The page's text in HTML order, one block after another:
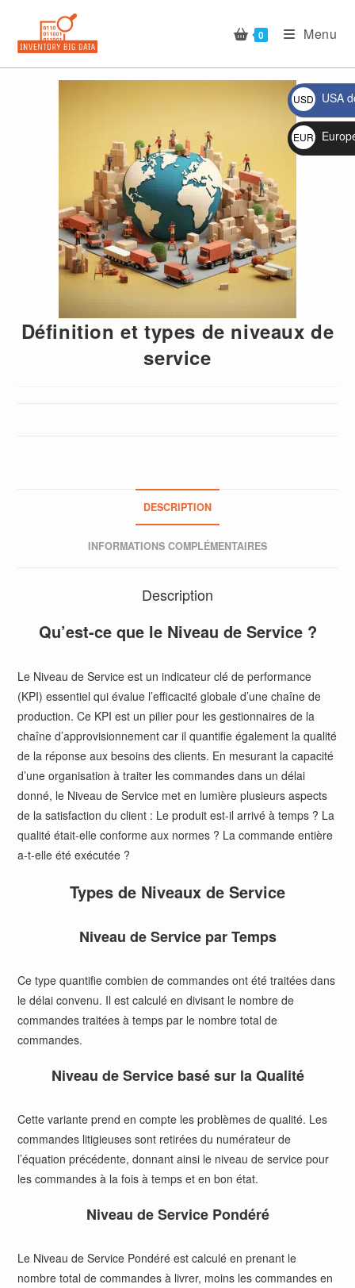
content
0 Menu
🔍
Définition et types de niveaux de
service
DESCRIPTION
INFORMATIONS COMPLÉMENTAIRES
Description
Qu’est-ce que le Niveau de Service ?
Le Niveau de Service est un indicateur clé de performance
(KPI) essentiel qui évalue l’efficacité globale d’une chaîne de
production. Ce KPI est un pilier pour les gestionnaires de la
chaîne d’approvisionnement car il quantifie également la qualité
de la réponse aux besoins des clients. En mesurant la capacité
d’une organisation à traiter les commandes dans un délai
donné, le Niveau de Service met en lumière plusieurs aspects
de la satisfaction du client : Le produit est-il arrivé à temps ? La
qualité était-elle conforme aux normes ? La commande entière
a-t-elle été exécutée ?
Types de Niveaux de Service
Niveau de Service par Temps
Ce type quantifie combien de commandes ont été traitées dans
le délai convenu. Il est calculé en divisant le nombre de
commandes traitées à temps par le nombre total de
commandes.
Niveau de Service basé sur la Qualité
Cette variante prend en compte les problèmes de qualité. Les
commandes litigieuses sont retirées du numérateur de
l’équation précédente, donnant ainsi le niveau de service pour
les commandes à la fois à temps et en bon état.
Niveau de Service Pondéré
Le Niveau de Service Pondéré est calculé en prenant le
nombre total de commandes à livrer, moins les commandes en
USD
$
USA
EUR
€